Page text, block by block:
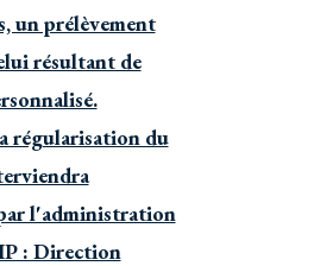
un prélèvement
résultant de
régularisation du
l'administration
: Direction